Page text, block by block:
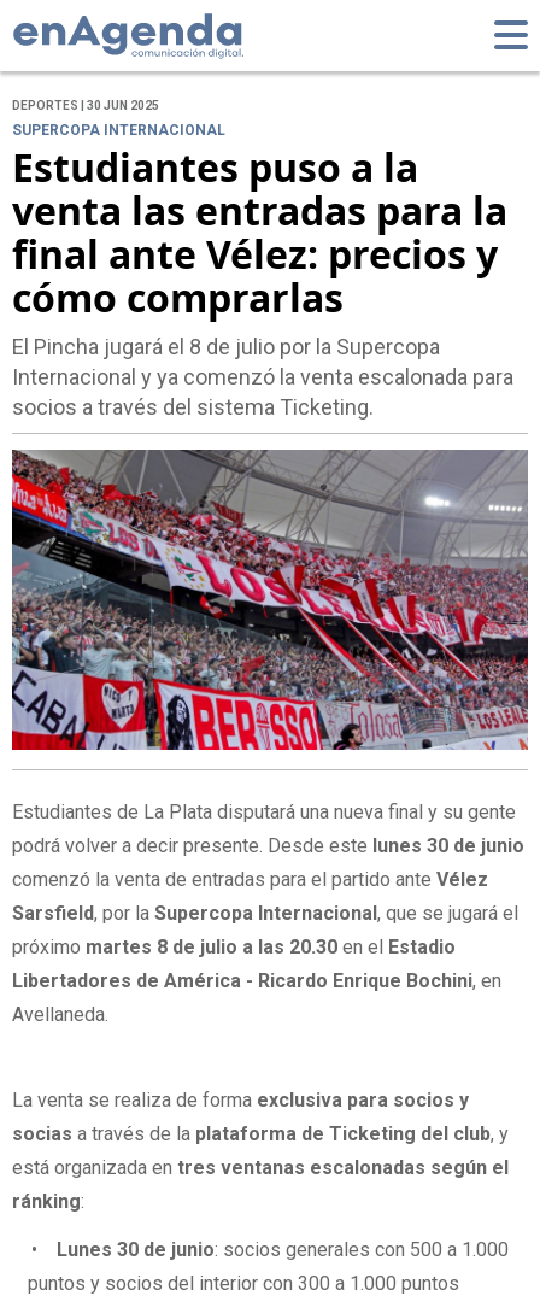
DEPORTES | 30 JUN 2025
SUPERCOPA INTERNACIONAL
Estudiantes puso a la
venta las entradas para la
final ante Vélez: precios y
cómo comprarlas
El Pincha jugará el 8 de julio por la Supercopa
Internacional y ya comenzó la venta escalonada para
socios a través del sistema Ticketing.
Estudiantes de La Plata disputará una nueva final y su gente
podrá volver a decir presente. Desde este lunes 30 de junio
comenzó la venta de entradas para el partido ante Vélez
Sarsfield, por la Supercopa Internacional , que se jugará el
próximo martes 8 de julio a las 20.30 en el
Estadio
Libertadores de América - Ricardo Enrique Bochini, en
Avellaneda.
La venta se realiza de forma exclusiva para socios y
socias a través de la plataforma de Ticketing del club, y
está organizada en tres ventanas escalonadas según el
ránking:
• Lunes 30 de junio: socios generales con 500 a 1.000
puntos y socios del interior con 300 a 1.000 puntos